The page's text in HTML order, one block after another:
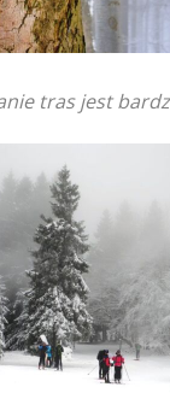
tras jest